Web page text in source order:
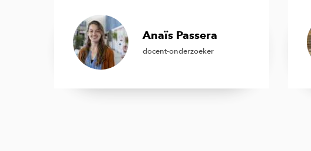
Anaïs Passera
docent-onderzoeker